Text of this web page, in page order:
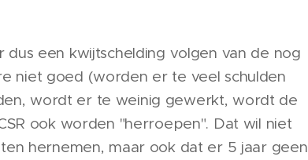
een kwijtschelding volgen van de nog
niet goed (worden er te veel schulden
wordt er te weinig gewerkt, wordt de
ook worden "herroepen". Dat wil niet
hernemen, maar ook dat er 5 jaar geen